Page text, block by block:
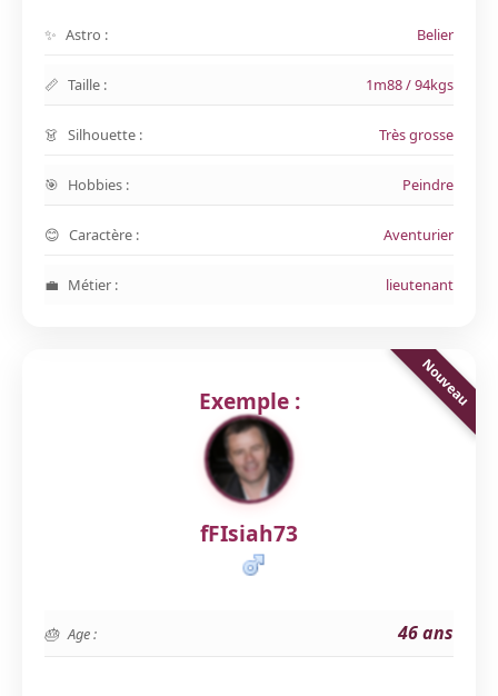
Astro : Belier
Taille : 1m88 / 94kgs
Silhouette : Très grosse
Hobbies : Peindre
Caractère : Aventurier
Métier : lieutenant
Exemple :
fFIsiah73
Age : 46 ans